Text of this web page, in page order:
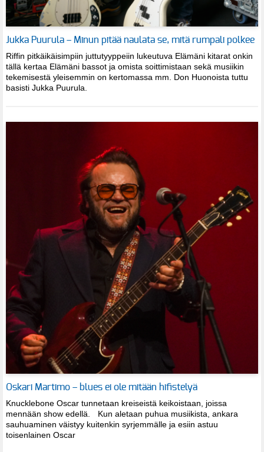
Jukka Puurula – Minun pitää naulata se, mitä rumpali polkee
Riffin pitkäikäisimpiin juttutyyppeiin lukeutuva Elämäni kitarat onkin
tällä kertaa Elämäni bassot ja omista soittimistaan sekä musiikin
tekemisestä yleisemmin on kertomassa mm. Don Huonoista tuttu
basisti Jukka Puurula.
Oskari Martimo – blues ei ole mitään hifistelyä
Knucklebone Oscar tunnetaan kreiseistä keikoistaan, joissa
mennään show edellä. Kun aletaan puhua musiikista, ankara
sauhuaminen väistyy kuitenkin syrjemmälle ja esiin astuu
toisenlainen Oscar